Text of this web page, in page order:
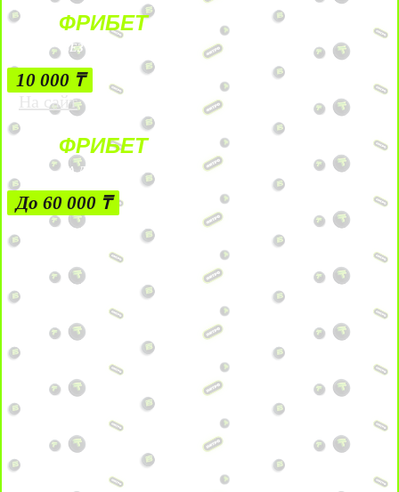
ФРИБЕТ
БЕЗ УСЛОВИЙ
10 000 ₸
На сайт
ФРИБЕТ
ЗА ДЕПОЗИТЫ
До 60 000 ₸